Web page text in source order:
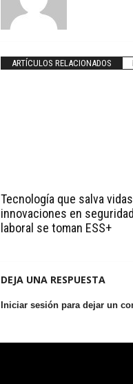
ARTÍCULOS RELACIONADOS
Tecnología que salva
innovaciones en seguridad
laboral se toman ESS+
DEJA UNA RESPUESTA
Iniciar sesión para dejar un